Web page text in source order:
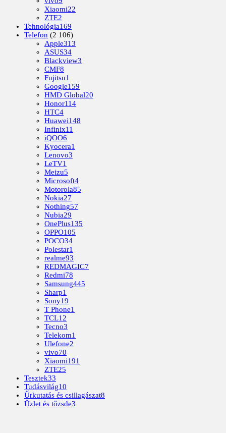
Xiaomi22
ZTE2
Tehnológia169
Telefon (2 106)
Apple313
ASUS34
Blackview3
CMF8
Fujitsu1
Google159
HMD Global20
Honor114
HTC4
Huawei148
Infinix11
iQOO6
Kyocera1
Lenovo3
LeTV1
Meizu5
Microsoft4
Motorola85
Nokia27
Nothing57
Nubia29
OnePlus135
OPPO105
POCO34
Polestar1
realme93
REDMAGIC7
Redmi78
Samsung445
Sharp1
Sony19
T Phone1
TCL12
Tecno3
Telekom1
Ulefone2
vivo70
Xiaomi191
ZTE25
Tesztek33
Tudásvilág10
Űrkutatás és csillagászat8
Üzlet és tőzsde3